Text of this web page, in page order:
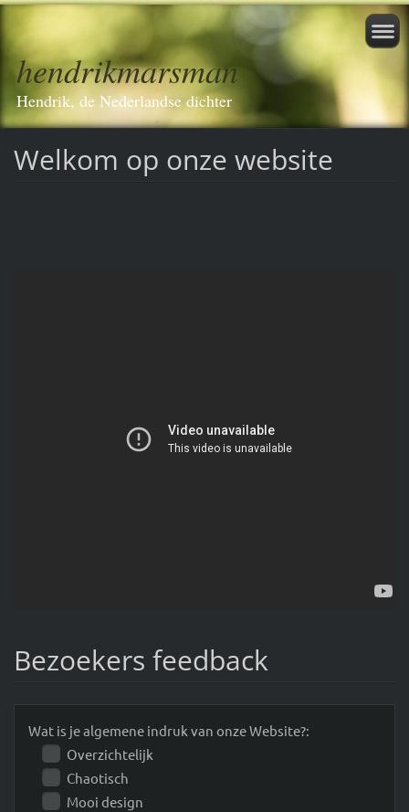
hendrikmarsman
Hendrik, de Nederlandse dichter
Welkom op onze website
Bezoekers feedback
Wat is je algemene indruk van onze Website?:
Overzichtelijk
Chaotisch
Mooi design